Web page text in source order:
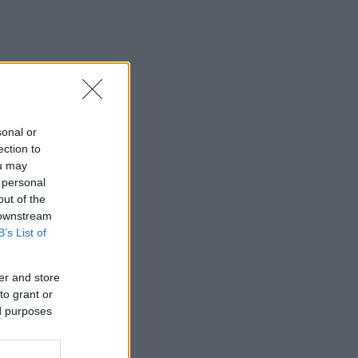
or
to
may
of the
List of
and store
grant or
purposes